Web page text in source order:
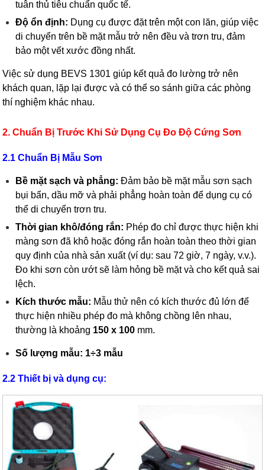
tuân thủ tiêu chuẩn quốc tế.
Độ ổn định: Dụng cụ được đặt trên một con lăn, giúp việc
di chuyển trên bề mặt mẫu trở nên đều và trơn tru, đảm
bảo một vết xước đồng nhất.
Việc sử dụng BEVS 1301 giúp kết quả đo lường trở nên
khách quan, lặp lại được và có thể so sánh giữa các phòng
thí nghiệm khác nhau.
2. Chuẩn Bị Trước Khi Sử Dụng Cụ Đo Độ Cứng Sơn
2.1 Chuẩn Bị Mẫu Sơn
Bề mặt sạch và phẳng: Đảm bảo bề mặt mẫu sơn sạch
bụi bẩn, dầu mỡ và phải phẳng hoàn toàn để dụng cụ có
thể di chuyển trơn tru.
Thời gian khô/đóng rắn: Phép đo chỉ được thực hiện khi
màng sơn đã khô hoặc đóng rắn hoàn toàn theo thời gian
quy định của nhà sản xuất (ví dụ: sau 72 giờ, 7 ngày, v.v.).
Đo khi sơn còn ướt sẽ làm hỏng bề mặt và cho kết quả sai
lệch.
Kích thước mẫu: Mẫu thử nên có kích thước đủ lớn để
thực hiện nhiều phép đo mà không chồng lên nhau,
thường là khoảng 150 x 100 mm.
Số lượng mẫu: 1÷3 mẫu
2.2 Thiết bị và dụng cụ: